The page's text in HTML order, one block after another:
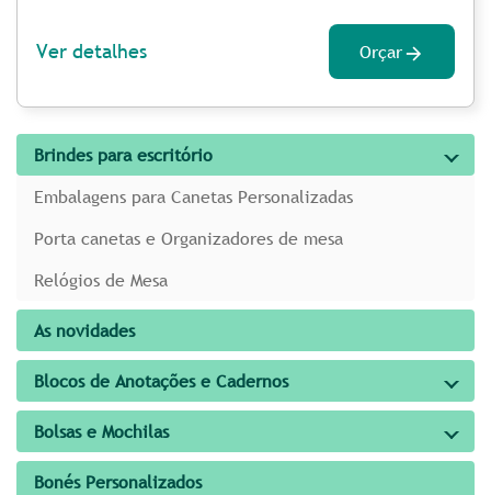
Brindes para escritório
Embalagens para Canetas Personalizadas
Porta canetas e Organizadores de mesa
Relógios de Mesa
As novidades
Blocos de Anotações e Cadernos
Bolsas e Mochilas
Bonés Personalizados
Ver detalhes Orçar